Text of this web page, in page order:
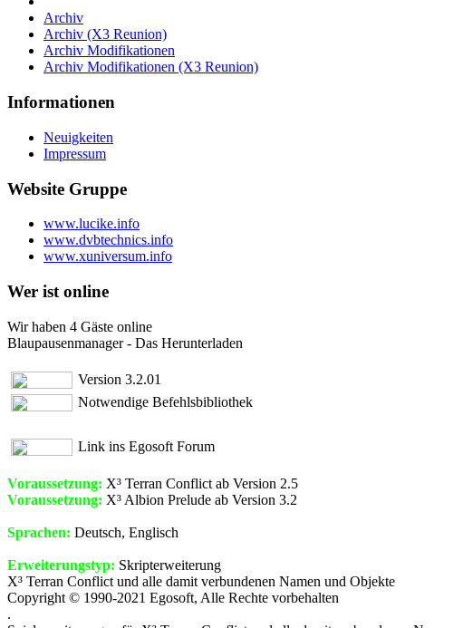
Archiv
Archiv (X3 Reunion)
Archiv Modifikationen
Archiv Modifikationen (X3 Reunion)
Informationen
Neuigkeiten
Impressum
Website Gruppe
www.lucike.info
www.dvbtechnics.info
www.xuniversum.info
Wer ist online
Wir haben 4 Gäste online
Blaupausenmanager - Das Herunterladen
Version 3.2.01
Notwendige Befehlsbibliothek
Link ins Egosoft Forum
Voraussetzung: X³ Terran Conflict ab Version 2.5
Voraussetzung: X³ Albion Prelude ab Version 3.2
Sprachen: Deutsch, Englisch
Erweiterungstyp: Skripterweiterung
X³ Terran Conflict und alle damit verbundenen Namen und Objekte
Copyright © 1990-2021 Egosoft, Alle Rechte vorbehalten
.